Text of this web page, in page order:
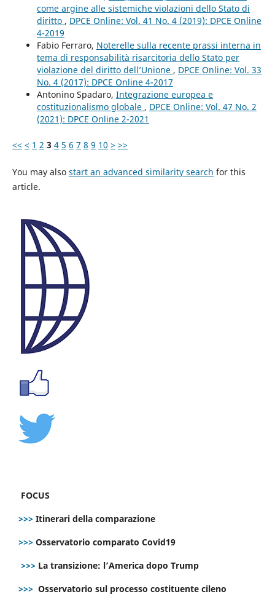
come argine alle sistemiche violazioni dello Stato di
diritto , DPCE Online: Vol. 41 No. 4 (2019): DPCE Online
4-2019
Fabio Ferraro, Noterelle sulla recente prassi interna in
tema di responsabilità risarcitoria dello Stato per
violazione del diritto dell’Unione , DPCE Online: Vol. 33
No. 4 (2017): DPCE Online 4-2017
Antonino Spadaro, Integrazione europea e
costituzionalismo globale , DPCE Online: Vol. 47 No. 2
(2021): DPCE Online 2-2021
<< < 1 2 3 4 5 6 7 8 9 10 > >>
You may also start an advanced similarity search for this
article.
FOCUS
>>> Itinerari della comparazione
>>> Osservatorio comparato Covid19
>>> La transizione: l’America dopo Trump
>>> Osservatorio sul processo costituente cileno